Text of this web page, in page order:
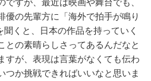
優の先輩方に「海外で拍手が鳴り
くと、日本の作品を持っていく
との素晴らしさってあるんだなと
すが、表現は言葉がなくても伝わ
つか挑戦できればいいなと思いま